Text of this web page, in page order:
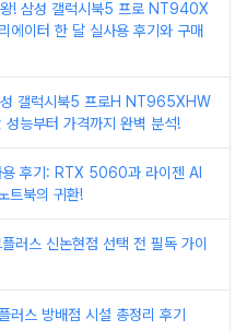
! 삼성 갤럭시북5 프로 NT940X
에이터 한 달 실사용 후기와 구매
성 갤럭시북5 프로H NT965XHW
능부터 가격까지 완벽 분석!
후기: RTX 5060과 라이젠 AI
트북의 귀환!
러스 신논현점 선택 전 필독 가이
러스 방배점 시설 총정리 후기